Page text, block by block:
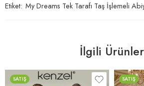
Etiket: My Dreams Tek Tarafı Taş İşlemeli
İlgili Ürünler
SATIŞ
SATIŞ